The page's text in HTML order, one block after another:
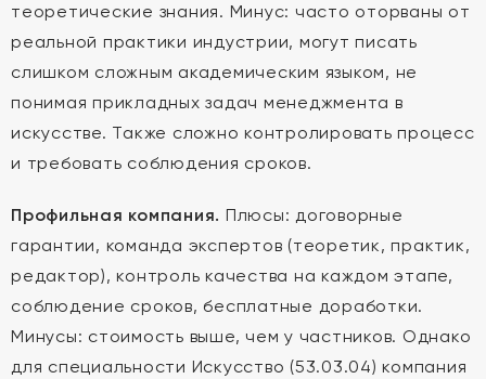
теоретические знания. Минус: часто оторваны от
реальной практики индустрии, могут писать
слишком сложным академическим языком, не
понимая прикладных задач менеджмента в
искусстве. Также сложно контролировать процесс
и требовать соблюдения сроков.
Профильная компания. Плюсы: договорные
гарантии, команда экспертов (теоретик, практик,
редактор), контроль качества на каждом этапе,
соблюдение сроков, бесплатные доработки.
Минусы: стоимость выше, чем у частников. Однако
для специальности Искусство (53.03.04) компания